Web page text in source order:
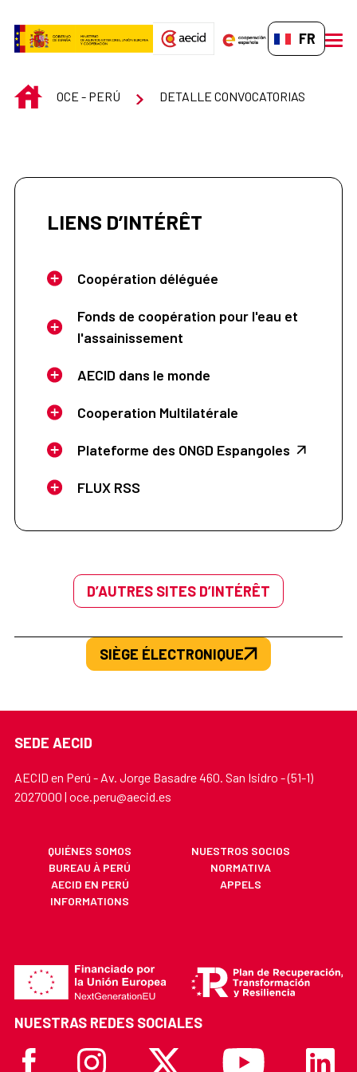
FR-FR
INICIOOCE - PERÚ DETALLE CONVOCATORIAS
LIENS D’INTÉRÊT
Coopération déléguée
Fonds de coopération pour l'eau et
l'assainissement
AECID dans le monde
Cooperation Multilatérale
Plateforme des ONGD Espangoles
FLUX RSS
D’AUTRES SITES D’INTÉRÊT
SIÈGE ÉLECTRONIQUE
SEDE AECID
AECID en Perú - Av. Jorge Basadre 460. San Isidro - (51-1)
2027000 | oce.peru@aecid.es
QUIÉNES SOMOS
NUESTROS SOCIOS
BUREAU À PERÚ
NORMATIVA
AECID EN PERÚ
APPELS
INFORMATIONS
NUESTRAS REDES SOCIALES
FacebookInstagram X Youtube Linkedin